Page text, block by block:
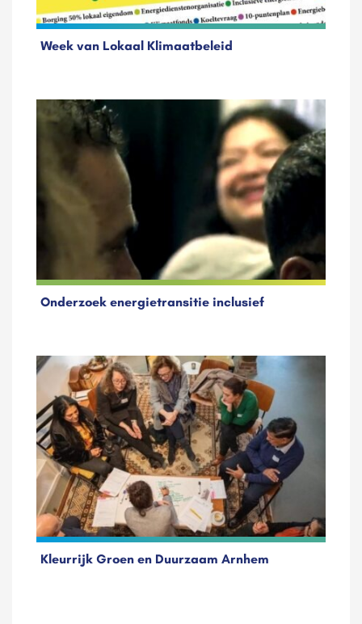
Week van Lokaal Klimaatbeleid
Onderzoek energietransitie inclusief
Kleurrijk Groen en Duurzaam Arnhem